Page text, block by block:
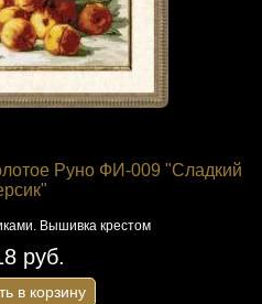
Руно ФИ-009 "Сладкий
Вышивка крестом
руб.
в корзину